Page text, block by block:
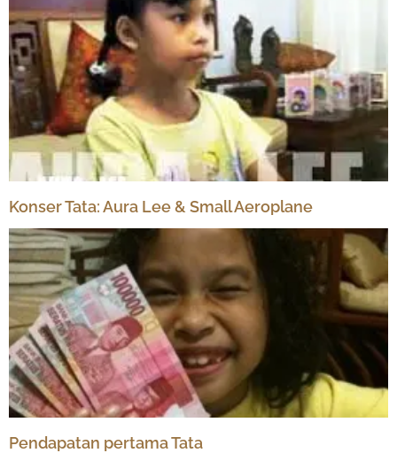
Konser Tata: Aura Lee & Small Aeroplane
Pendapatan pertama Tata